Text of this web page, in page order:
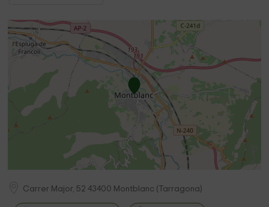
Carrer Major, 52 43400 Montblanc ( Tarragona)